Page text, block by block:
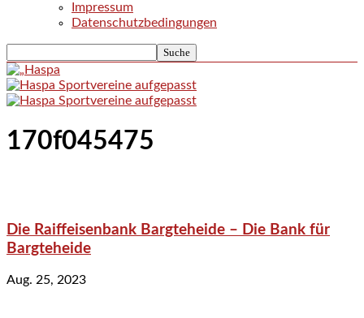
Impressum
Datenschutzbedingungen
170f045475
Die Raiffeisenbank Bargteheide – Die Bank für
Bargteheide
Aug. 25, 2023